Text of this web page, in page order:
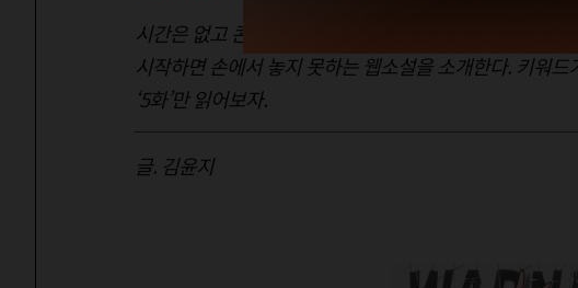
시간은 없고 콘텐츠는 너무 많다! 매번 어떤 콘텐츠를 볼
시작하면 손에서 놓지 못하는 웹소설을 소개한다. 키워
‘5화’만 읽어보자.
글. 김윤지